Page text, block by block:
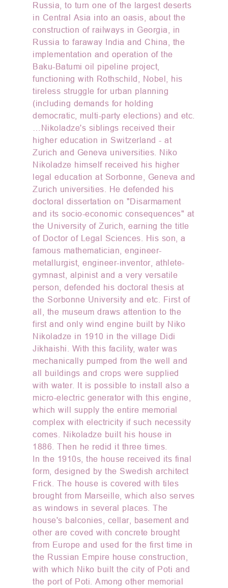
Russia, to turn one of the largest deserts
in Central Asia into an oasis, about the
construction of railways in Georgia, in
Russia to faraway India and China, the
implementation and operation of the
Baku-Batumi oil pipeline project,
functioning with Rothschild, Nobel, his
tireless struggle for urban planning
(including demands for holding
democratic, multi-party elections) and etc.
…Nikoladze's siblings received their
higher education in Switzerland - at
Zurich and Geneva universities. Niko
Nikoladze himself received his higher
legal education at Sorbonne, Geneva and
Zurich universities. He defended his
doctoral dissertation on "Disarmament
and its socio-economic consequences" at
the University of Zurich, earning the title
of Doctor of Legal Sciences. His son, a
famous mathematician, engineer-
metallurgist, engineer-inventor, athlete-
gymnast, alpinist and a very versatile
person, defended his doctoral thesis at
the Sorbonne University and etc. First of
all, the museum draws attention to the
first and only wind engine built by Niko
Nikoladze in 1910 in the village Didi
Jikhaishi. With this facility, water was
mechanically pumped from the well and
all buildings and crops were supplied
with water. It is possible to install also a
micro-electric generator with this engine,
which will supply the entire memorial
complex with electricity if such necessity
comes. Nikoladze built his house in
1886. Then he redid it three times.
In the 1910s, the house received its final
form, designed by the Swedish architect
Frick. The house is covered with tiles
brought from Marseille, which also serves
as windows in several places. The
house's balconies, cellar, basement and
other are coved with concrete brought
from Europe and used for the first time in
the Russian Empire house construction,
with which Niko built the city of Poti and
the port of Poti. Among other memorial